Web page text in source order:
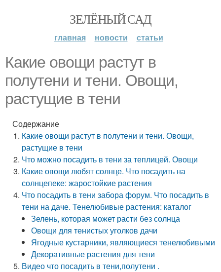
ЗЕЛЁНЫЙ САД
главная новости статьи
Какие овощи растут в
полутени и тени. Овощи,
растущие в тени
Содержание
Какие овощи растут в полутени и тени. Овощи,
растущие в тени
Что можно посадить в тени за теплицей. Овощи
Какие овощи любят солнце. Что посадить на
солнцепеке: жаростойкие растения
Что посадить в тени забора форум. Что посадить в
тени на даче. Тенелюбивые растения: каталог
Зелень, которая может расти без солнца
Овощи для тенистых уголков дачи
Ягодные кустарники, являющиеся тенелюбивыми
Декоративные растения для тени
Видео что посадить в тени,полутени .